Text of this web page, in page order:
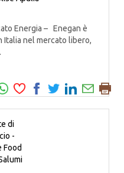
Energia – Enegan è
Italia nel mercato libero,